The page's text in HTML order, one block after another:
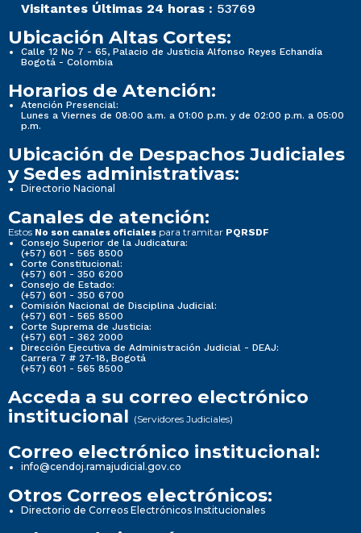
Visitantes Últimas 24 horas : 53769
Ubicación Altas Cortes:
Calle 12 No 7 - 65, Palacio de Justicia Alfonso Reyes Echandía
Bogotá - Colombia
Horarios de Atención:
Atención Presencial:
Lunes a Viernes de 08:00 a.m. a 01:00 p.m. y de 02:00 p.m. a 05:00
p.m.
Ubicación de Despachos Judiciales
y Sedes administrativas:
Directorio Nacional
Canales de atención:
Estos No son canales oficiales para tramitar PQRSDF
Consejo Superior de la Judicatura:
(+57) 601 - 565 8500
Corte Constitucional:
(+57) 601 - 350 6200
Consejo de Estado:
(+57) 601 - 350 6700
Comisión Nacional de Disciplina Judicial:
(+57) 601 - 565 8500
Corte Suprema de Justicia:
(+57) 601 - 362 2000
Dirección Ejecutiva de Administración Judicial - DEAJ:
Carrera 7 # 27-18, Bogotá
(+57) 601 - 565 8500
Acceda a su correo electrónico
institucional (Servidores Judiciales)
Correo electrónico institucional:
info@cendoj.ramajudicial.gov.co
Otros Correos electrónicos:
Directorio de Correos Electrónicos Institucionales